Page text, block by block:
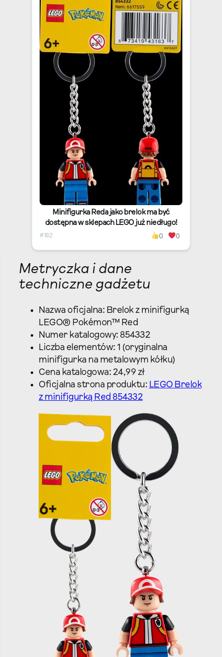
Minifigurka Reda jako brelok ma być
dostępna w sklepach LEGO już niedługo!
#182 0 0
Metryczka i dane
techniczne gadżetu
Nazwa oficjalna: Brelok z minifigurką
LEGO® Pokémon™ Red
Numer katalogowy: 854332
Liczba elementów: 1 (oryginalna
minifigurka na metalowym kółku)
Cena katalogowa: 24,99 zł
Oficjalna strona produktu: LEGO Brelok
z minifigurką Red 854332